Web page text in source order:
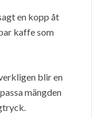
en kopp åt
kaffe som
blir en
mängden